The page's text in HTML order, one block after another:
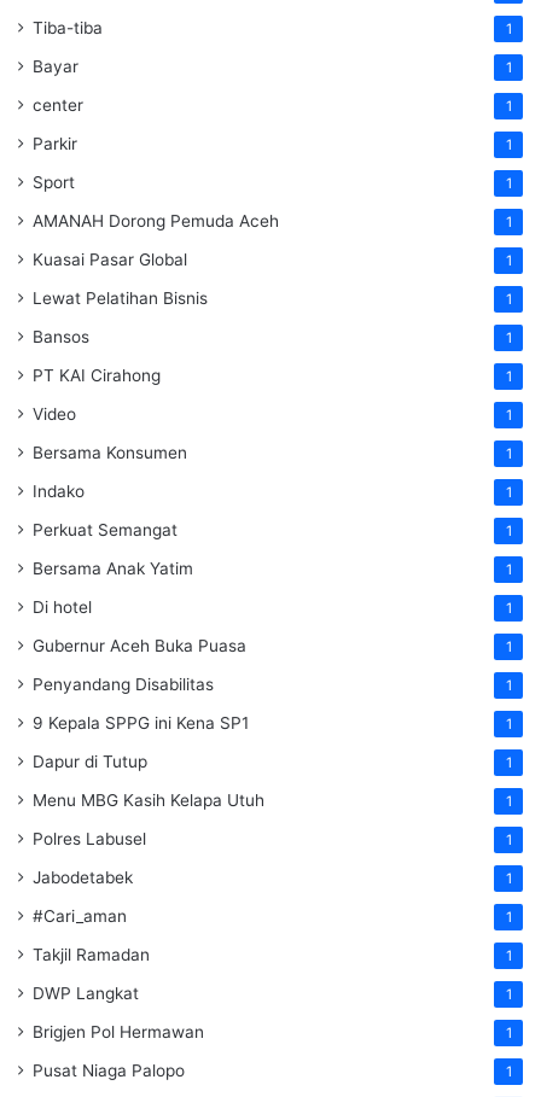
Tiba-tiba 1
Bayar 1
center 1
Parkir 1
Sport 1
AMANAH Dorong Pemuda Aceh 1
Kuasai Pasar Global 1
Lewat Pelatihan Bisnis 1
Bansos 1
PT KAI Cirahong 1
Video 1
Bersama Konsumen 1
Indako 1
Perkuat Semangat 1
Bersama Anak Yatim 1
Di hotel 1
Gubernur Aceh Buka Puasa 1
Penyandang Disabilitas 1
9 Kepala SPPG ini Kena SP1 1
Dapur di Tutup 1
Menu MBG Kasih Kelapa Utuh 1
Polres Labusel 1
Jabodetabek 1
#Cari_aman 1
Takjil Ramadan 1
DWP Langkat 1
Brigjen Pol Hermawan 1
Pusat Niaga Palopo 1